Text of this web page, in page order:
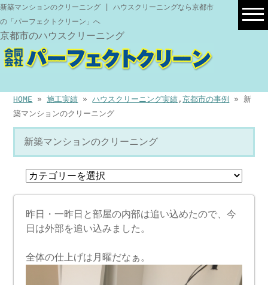
新築マンションのクリーニング | ハウスクリーニングなら京都市
の「パーフェクトクリーン」へ
京都市のハウスクリーニング
HOME »施工実績 »ハウスクリーニング実績 ,京都市の事例
» 新
築マンションのクリーニング
新築マンションのクリーニング
昨日・一昨日と部屋の内部は追い込めたので、今
日は外部を追い込みました。
全体の仕上げは月曜だなぁ。